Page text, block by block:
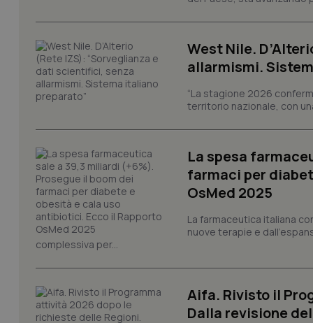
West Nile.
allarmismi.
“La stagione 2026
territorio nazionale, con
La spesa
farmaci per
OsMed 2025
La farmaceutica italiana
nuove terapie e
complessiva per...
Aifa. Rivisto il
Dalla revisione
I cookie necessari
Nome
tracking-sites-
tracking-sites-